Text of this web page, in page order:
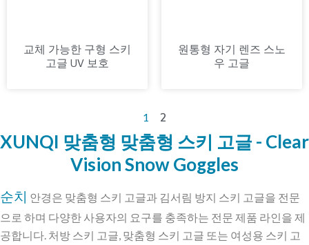
교체 가능한 구형 스키
고글 UV 보호
원통형 자기 렌즈 스노
우 고글
1 2
XUNQI 맞춤형 맞춤형 스키 고글 - Clear
Vision Snow Goggles
순치 안경은 맞춤형 스키 고글과 김서림 방지 스키 고글을 전문
으로 하며 다양한 사용자의 요구를 충족하는 전문 제품 라인을 제
공합니다. 처방 스키 고글, 맞춤형 스키 고글 또는 여성용 스키 고